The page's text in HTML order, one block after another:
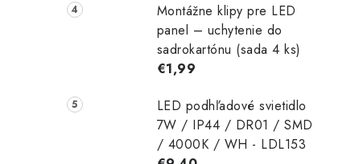
Montážne klipy pre LED
panel – uchytenie do
sadrokartónu (sada 4 ks)
€1,99
LED podhľadové svietidlo
7W / IP44 / DR01 / SMD
/ 4000K / WH - LDL153